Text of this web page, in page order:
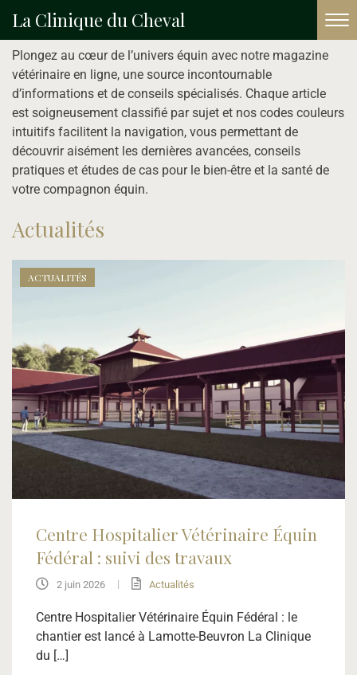
La Clinique du Cheval
Accueil e-Magazine
Plongez au cœur de l’univers équin avec notre magazine
vétérinaire en ligne, une source incontournable
d’informations et de conseils spécialisés. Chaque article
est soigneusement classifié par sujet et nos codes couleurs
intuitifs facilitent la navigation, vous permettant de
découvrir aisément les dernières avancées, conseils
pratiques et études de cas pour le bien-être et la santé de
votre compagnon équin.
Actualités
ACTUALITÉS
Centre Hospitalier Vétérinaire Équin
Fédéral : suivi des travaux
2 juin 2026 | Actualités
Centre Hospitalier Vétérinaire Équin Fédéral : le
chantier est lancé à Lamotte-Beuvron La Clinique
du […]